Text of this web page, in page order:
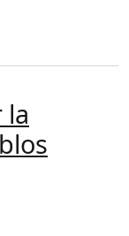
la